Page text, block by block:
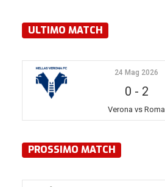
ULTIMO MATCH
24 Mag 2026
0 - 2
Verona vs Roma
PROSSIMO MATCH